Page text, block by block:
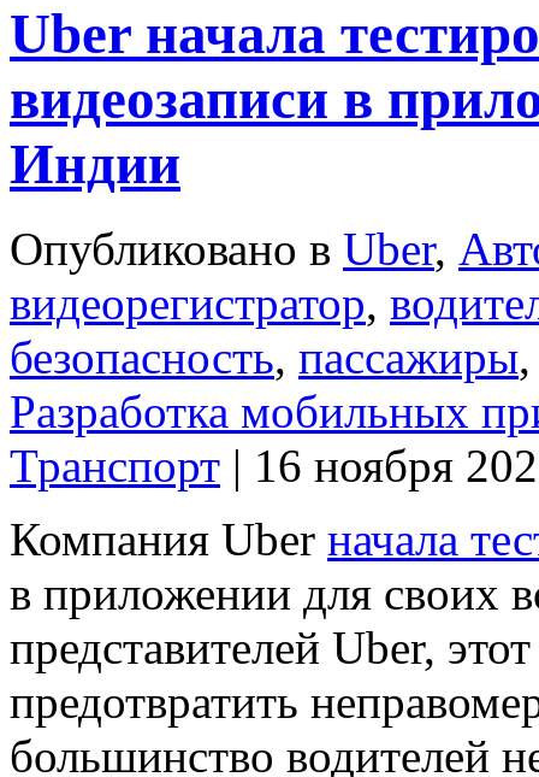
Uber начала
видеозаписи в
Индии
Опубликовано в Uber,
видеорегистратор,
безопасность, пассажиры
Разработка мобильных
Транспорт | 16 ноября
Компания Uber начала
в приложении для своих
представителей Uber,
предотвратить
большинство водителей